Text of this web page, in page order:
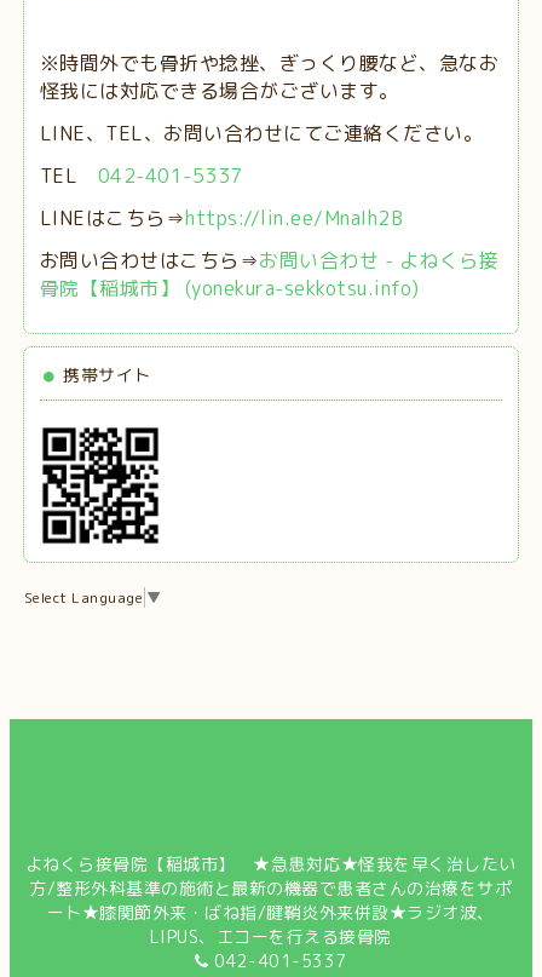
※時間外でも骨折や捻挫、ぎっくり腰など、急なお
怪我には対応できる場合がございます。
LINE、TEL、お問い合わせにてご連絡ください。
TEL 042-401-5337
LINEはこちら⇒https://lin.ee/MnaIh2B
お問い合わせはこちら⇒お問い合わせ - よねくら接
骨院【稲城市】 (yonekura-sekkotsu.info)
携帯サイト
Select Language ▼
よねくら接骨院【稲城市】 ★急患対応★怪我を早く治したい
方/整形外科基準の施術と最新の機器で患者さんの治療をサポ
ート★膝関節外来・ばね指/腱鞘炎外来併設★ラジオ波、
LIPUS、エコーを行える接骨院
042-401-5337